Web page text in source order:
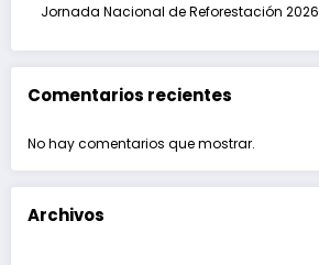
Jornada Nacional de Reforestación 2026
Comentarios recientes
No hay comentarios que mostrar.
Archivos